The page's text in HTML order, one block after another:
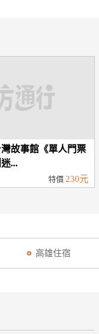
故事館《單人門票
...
特價230元
高雄住宿